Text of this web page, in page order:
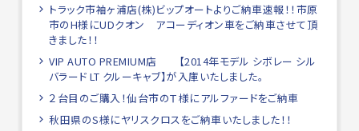
トラック市袖ヶ浦店(株)ビップオートよりご納車速報！！市原
市のH様にUDクオン アコーディオン車をご納車させて頂
きました！！
VIP AUTO PREMIUM店 【2014年モデル シボレー シル
バラード LT クルーキャブ】が入庫いたしました。
２台目のご購入！仙台市のＴ様にアルファードをご納車
秋田県のS様にヤリスクロスをご納車いたしました！！